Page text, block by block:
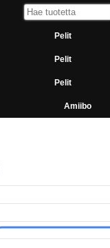
Pelit
Pelit
Pelit
Amiibo